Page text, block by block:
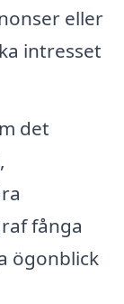
eller
intresset
det
fånga
ögonblick